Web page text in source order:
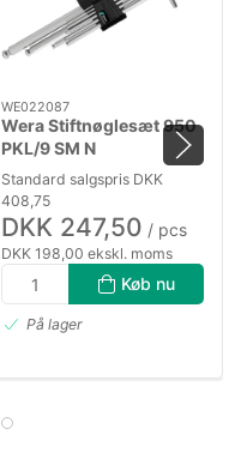
WE022087
Wera Stiftnøglesæt 950
PKL/9 SM N
Standard salgspris DKK
408,75
DKK 247,50 / pcs
DKK 198,00 ekskl. moms
Køb nu
På lager